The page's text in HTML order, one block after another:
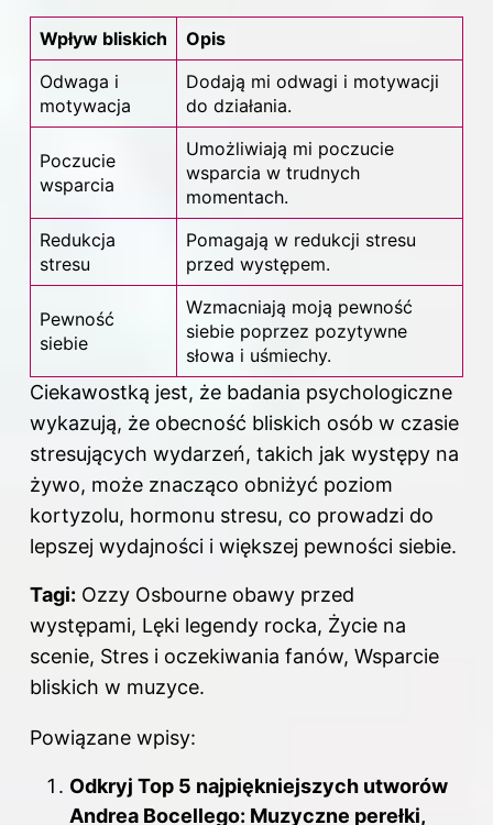
Wpływ bliskich
Opis
Odwaga i
motywacja
Dodają mi odwagi i motywacji
do działania.
Poczucie
wsparcia
Umożliwiają mi poczucie
wsparcia w trudnych
momentach.
Redukcja
stresu
Pomagają w redukcji stresu
przed występem.
Pewność
siebie
Wzmacniają moją pewność
siebie poprzez pozytywne
słowa i uśmiechy.
Ciekawostką jest, że badania psychologiczne
wykazują, że obecność bliskich osób w czasie
stresujących wydarzeń, takich jak występy na
żywo, może znacząco obniżyć poziom
kortyzolu, hormonu stresu, co prowadzi do
lepszej wydajności i większej pewności siebie.
Tagi: Ozzy Osbourne obawy przed
występami, Lęki legendy rocka, Życie na
scenie, Stres i oczekiwania fanów, Wsparcie
bliskich w muzyce.
Powiązane wpisy:
Odkryj Top 5 najpiękniejszych utworów
Andrea Bocellego: Muzyczne perełki,